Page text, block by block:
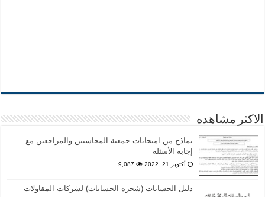
الاكثر مشاهده
نماذج من امتحانات جمعية المحاسبين والمراجعين مع
إجابة الأسئلة
أكتوبر 21, 2022 9,087
دليل الحسابات (شجره الحسابات) لشركات المقاولات